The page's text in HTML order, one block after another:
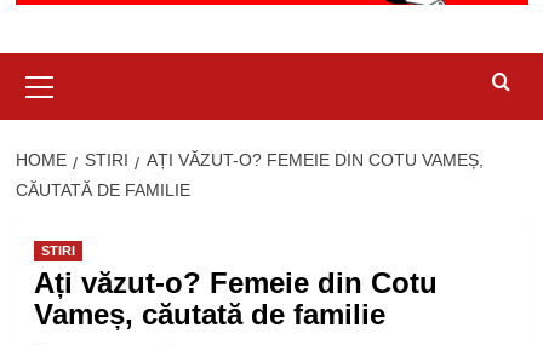
Menu
HOME STIRI
AȚI VĂZUT-O? FEMEIE DIN COTU VAMEȘ,
CĂUTATĂ DE FAMILIE
STIRI
Ați văzut-o? Femeie din Cotu
Vameș, căutată de familie